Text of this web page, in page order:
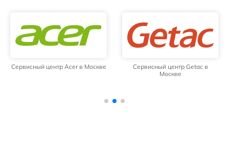
Сервисный центр Acer в Москве
Сервисный центр Getac в
Москве